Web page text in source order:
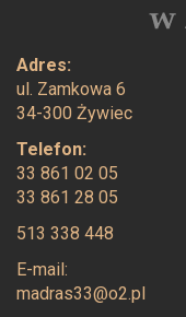
Adres:
ul. Zamkowa 6
34-300 Żywiec
Telefon:
33 861 02 05
33 861 28 05
513 338 448
E-mail:
madras33@o2.pl